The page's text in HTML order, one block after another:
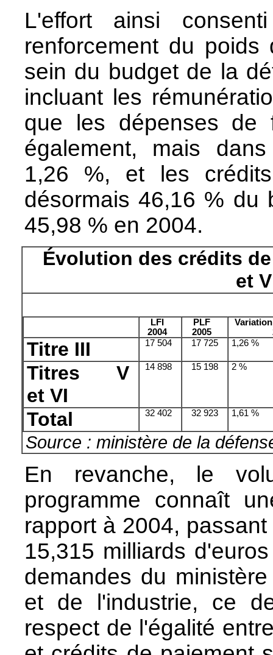
L'effort ainsi
renforcement du
sein du budget de la
incluant les
que les dépenses de
également, mais
1,26 %, et les crédits
désormais 46,16 % du
45,98 % en 2004.
Évolution des crédits
et
LFI
2004
PLF
2005
Titre III 17 504 17 725 1,26 %
Titres V
et VI
14 898 15 198 2 %
Total 32 402 32 923 1,61 %
Source : ministère de la
En revanche, le
programme connaît
rapport à 2004,
15,315 milliards
demandes du
et de l'industrie, ce
respect de l'égalité